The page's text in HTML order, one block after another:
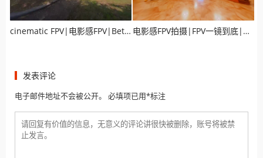
cinematic FPV|电影感FPV|BetaFPV Pavo30穿越机测试 电影感FPV拍摄|FPV一镜到底|皇家城堡
发表评论
电子邮件地址不会被公开。 必填项已用*标注